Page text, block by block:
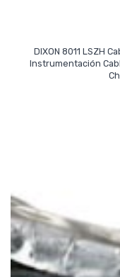
DIXON 8011 LSZH
Instrumentación